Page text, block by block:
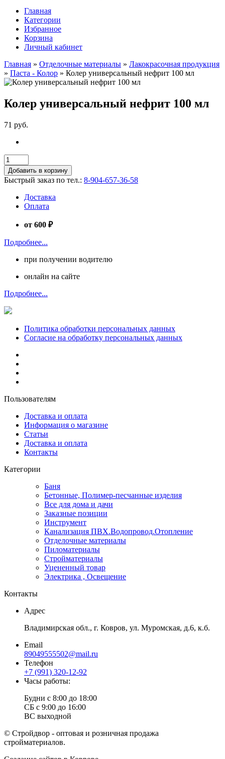
Главная
Категории
Избранное
Корзина
Личный кабинет
Главная » Отделочные материалы » Лакокрасочная продукция
» Паста - Колор » Колер универсальный нефрит 100 мл
Колер универсальный нефрит 100 мл
71 руб.
Добавить в корзину
Быстрый заказ по тел.: 8-904-657-36-58
Доставка
Оплата
от 600 ₽
Подробнее...
при получении водителю
онлайн на сайте
Подробнее...
Политика обработки персональных данных
Согласие на обработку персональных данных
Пользователям
Доставка и оплата
Информация о магазине
Статьи
Доставка и оплата
Контакты
Категории
Баня
Бетонные, Полимер-песчанные изделия
Все для дома и дачи
Заказные позиции
Инструмент
Канализация ПВХ.Водопровод.Отопление
Отделочные материалы
Пиломатериалы
Стройматериалы
Уцененный товар
Электрика , Освещение
Контакты
Адрес
Владимирская обл., г. Ковров, ул. Муромская, д.6, к.б.
Email
89049555502@mail.ru
Телефон
+7 (991) 320-12-92
Часы работы:
Будни с 8:00 до 18:00
СБ с 9:00 до 16:00
ВС выходной
© Стройдвор - оптовая и розничная продажа
стройматериалов.